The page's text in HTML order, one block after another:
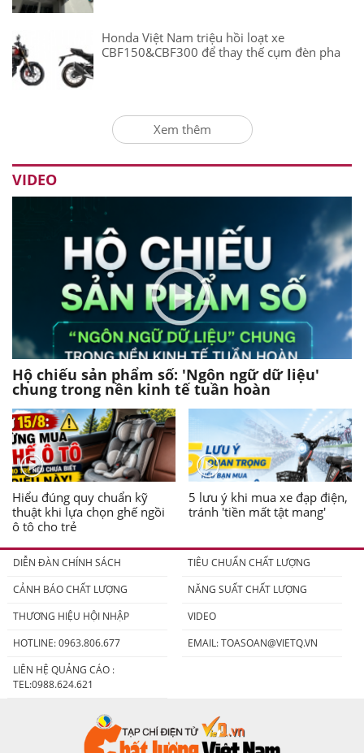
Honda Việt Nam triệu hồi loạt xe
CBF150&CBF300 để thay thế cụm đèn pha
Xem thêm
VIDEO
Hộ chiếu sản phẩm số: 'Ngôn ngữ dữ liệu'
chung trong nền kinh tế tuần hoàn
Hiểu đúng quy chuẩn kỹ
thuật khi lựa chọn ghế ngồi
ô tô cho trẻ
5 lưu ý khi mua xe đạp điện,
tránh 'tiền mất tật mang'
DIỄN ĐÀN CHÍNH SÁCH
TIÊU CHUẨN CHẤT LƯỢNG
CẢNH BÁO CHẤT LƯỢNG
NĂNG SUẤT CHẤT LƯỢNG
THƯƠNG HIỆU HỘI NHẬP
VIDEO
HOTLINE: 0963.806.677
EMAIL:TOASOAN@VIETQ.VN
LIÊN HỆ QUẢNG CÁO :
TEL:0988.624.621